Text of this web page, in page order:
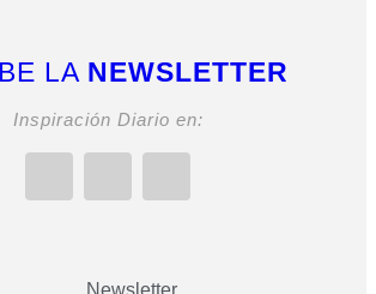
LA NEWSLETTER
Inspiración Diario en: